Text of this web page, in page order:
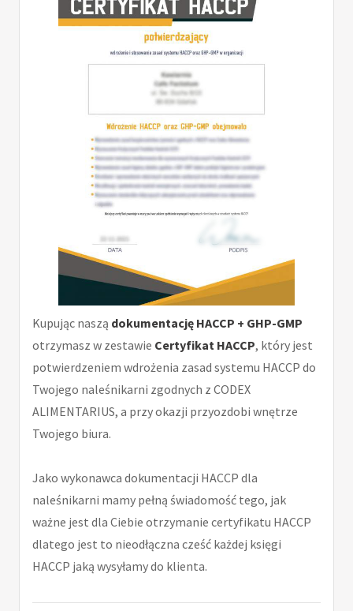
Kupując naszą dokumentację HACCP + GHP-GMP
otrzymasz w zestawie Certyfikat HACCP, który jest
potwierdzeniem wdrożenia zasad systemu HACCP do
Twojego naleśnikarni zgodnych z CODEX
ALIMENTARIUS, a przy okazji przyozdobi wnętrze
Twojego biura.
Jako wykonawca dokumentacji HACCP dla
naleśnikarni mamy pełną świadomość tego, jak
ważne jest dla Ciebie otrzymanie certyfikatu HACCP
dlatego jest to nieodłączna cześć każdej księgi
HACCP jaką wysyłamy do klienta.